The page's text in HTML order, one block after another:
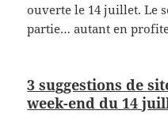
ouverte le 14 juillet. Le
partie… autant en
3 suggestions de
week-end du 14